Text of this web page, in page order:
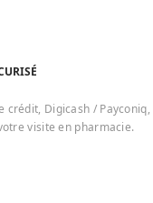
crédit, Digicash / Payconiq,
visite en pharmacie.